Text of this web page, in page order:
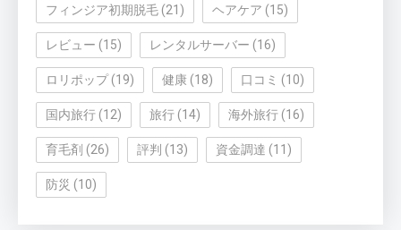
フィンジア初期脱毛 (21) ヘアケア (15)
レビュー (15) レンタルサーバー (16)
ロリポップ(19) 健康 (18) 口コミ (10)
国内旅行 (12) 旅行 (14) 海外旅行 (16)
育毛剤 (26) 評判 (13) 資金調達 (11)
防災 (10)